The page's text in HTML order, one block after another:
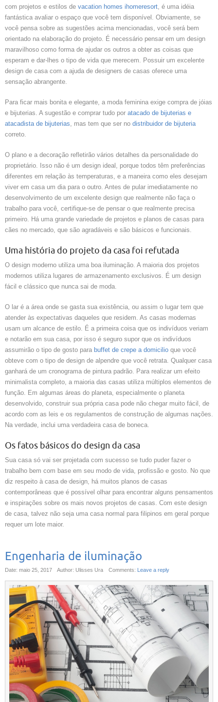
com projetos e estilos de vacation homes ihomeresort , é uma idéia
fantástica avaliar o espaço que você tem disponível. Obviamente, se
você pensa sobre as sugestões acima mencionadas, você será bem
orientado na elaboração do projeto. É necessário pensar em um design
maravilhoso como forma de ajudar os outros a obter as coisas que
esperam e dar-lhes o tipo de vida que merecem. Possuir um excelente
design de casa com a ajuda de designers de casas oferece uma
sensação abrangente.
Para ficar mais bonita e elegante, a moda feminina exige compra de jóias
e bijuterias. A sugestão e comprar tudo por atacado de bijuterias e
atacadista de bijuterias , mas tem que ser no distribuidor de bijuteria
correto.
O plano e a decoração refletirão vários detalhes da personalidade do
proprietário. Isso não é um design ideal, porque todos têm preferências
diferentes em relação às temperaturas, e a maneira como eles desejam
viver em casa um dia para o outro. Antes de pular imediatamente no
desenvolvimento de um excelente design que realmente não faça o
trabalho para você, certifique-se de pensar o que realmente precisa
primeiro. Há uma grande variedade de projetos e planos de casas para
cães no mercado, que são agradáveis ​​e são básicos e funcionais.
Uma história do projeto da casa foi refutada
O design moderno utiliza uma boa iluminação. A maioria dos projetos
modernos utiliza lugares de armazenamento exclusivos. É um design
fácil e clássico que nunca sai de moda.
O lar é a área onde se gasta sua existência, ou assim o lugar tem que
atender às expectativas daqueles que residem. As casas modernas
usam um alcance de estilo. É a primeira coisa que os indivíduos veriam
e notarão em sua casa, por isso é seguro supor que os indivíduos
assumirão o tipo de gosto para buffet de crepe a domicilio que você
obteve com o tipo de design de alpendre que você retrata. Qualquer casa
ganhará de um cronograma de pintura padrão. Para realizar um efeito
minimalista completo, a maioria das casas utiliza múltiplos elementos de
função. Em algumas áreas do planeta, especialmente o planeta
desenvolvido, construir sua própria casa pode não chegar muito fácil, de
acordo com as leis e os regulamentos de construção de algumas nações.
Na verdade, inclui uma verdadeira casa de boneca.
Os fatos básicos do design da casa
Sua casa só vai ser projetada com sucesso se tudo puder fazer o
trabalho bem com base em seu modo de vida, profissão e gosto. No que
diz respeito à casa de design, há muitos planos de casas
contemporâneas que é possível olhar para encontrar alguns pensamentos
e inspirações sobre os mais novos projetos de casas. Com este design
de casa, talvez não seja uma casa normal para filipinos em geral porque
requer um lote maior.
Engenharia de iluminação
Date: maio 25, 2017 Author: Ulisses Ura Comments: Leave a reply